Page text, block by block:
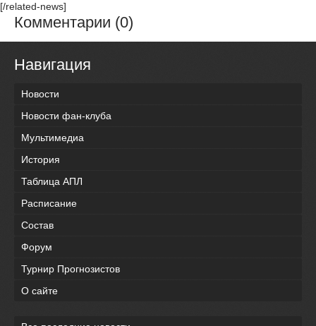
[/related-news]
Комментарии (0)
Навигация
Новости
Новости фан-клуба
Мультимедиа
История
Таблица АПЛ
Расписание
Состав
Форум
Турнир Прогнозистов
О сайте